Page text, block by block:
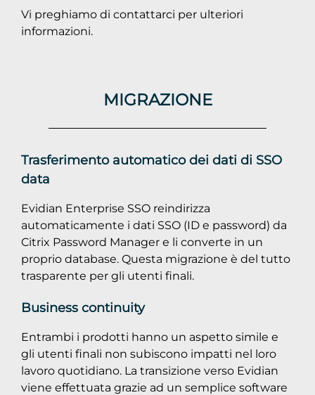
Vi preghiamo di contattarci per ulteriori
informazioni.
MIGRAZIONE
Trasferimento automatico dei dati di SSO
data
Evidian Enterprise SSO reindirizza
automaticamente i dati SSO (ID e password) da
Citrix Password Manager e li converte in un
proprio database. Questa migrazione è del tutto
trasparente per gli utenti finali.
Business continuity
Entrambi i prodotti hanno un aspetto simile e
gli utenti finali non subiscono impatti nel loro
lavoro quotidiano. La transizione verso Evidian
viene effettuata grazie ad un semplice software